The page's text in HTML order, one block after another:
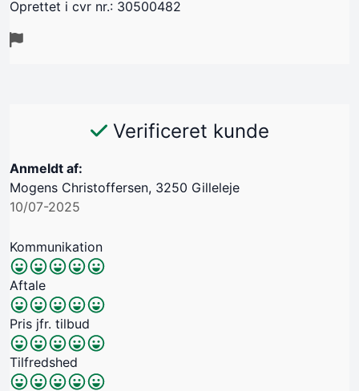
Oprettet i cvr nr.: 30500482
Verificeret kunde
Anmeldt af:
Mogens Christoffersen, 3250 Gilleleje
10/07-2025
Kommunikation
Aftale
Pris jfr. tilbud
Tilfredshed